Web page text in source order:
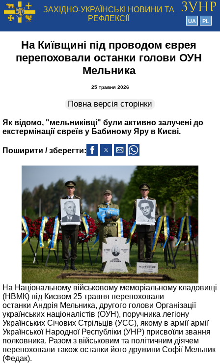
ЗАХІДНО-УКРАЇНСЬКІ НОВИНИ ТА
РЕФЛЕКСІЇ
UA PL
На Київщині під проводом єврея
перепоховали останки голови ОУН
Мельника
25 травня 2026
Повна версія сторінки
Як відомо, "мельниківці" були активно залучені до
екстермінації євреїв у Бабиному Яру в Києві.
Поширити / зберегти:
На Національному військовому меморіальному кладовищі
(НВМК) під Києвом 25 травня перепоховали
останки Андрія Мельника, другого голови Організації
українських націоналістів (ОУН), поручника легіону
Українських Січових Стрільців (УСС), якому в армії армії
Української Народної Республіки (УНР) присвоїли звання
полковника. Разом з військовим та політичним діячем
перепоховали також останки його дружини Софії Мельник
(Федак).